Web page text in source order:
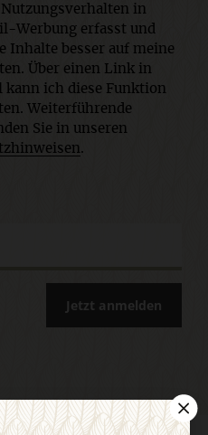
in
Werbung erfasst und
Inhalte besser auf meine
Über einen Link in
ich diese Funktion
Weiterführende
Sie in unseren
.
Jetzt anmelden